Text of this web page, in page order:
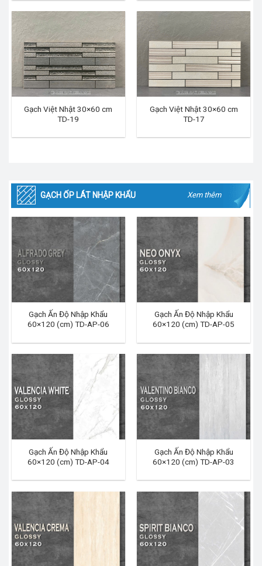
Gạch Việt Nhật 30×60 cm
TD-19
Gạch Việt Nhật 30×60 cm
TD-17
GẠCH ỐP LÁT NHẬP KHẨU Xem thêm
Gạch Ấn Độ Nhập Khẩu
60×120 (cm) TD-AP-06
Gạch Ấn Độ Nhập Khẩu
60×120 (cm) TD-AP-05
Gạch Ấn Độ Nhập Khẩu
60×120 (cm) TD-AP-04
Gạch Ấn Độ Nhập Khẩu
60×120 (cm) TD-AP-03